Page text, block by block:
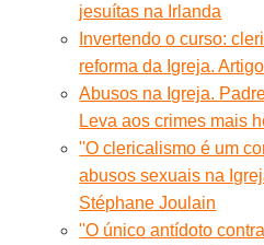
jesuítas na Irlanda
Invertendo o curso:
reforma da Igreja.
Abusos na Igreja.
Leva aos crimes mais
''O clericalismo é um
abusos sexuais na
Stéphane Joulain
''O único antídoto